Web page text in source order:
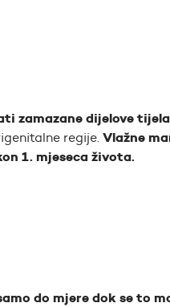
zamazane dijelove
regije. Vlažne
1. mjeseca života.
do mjere dok se to